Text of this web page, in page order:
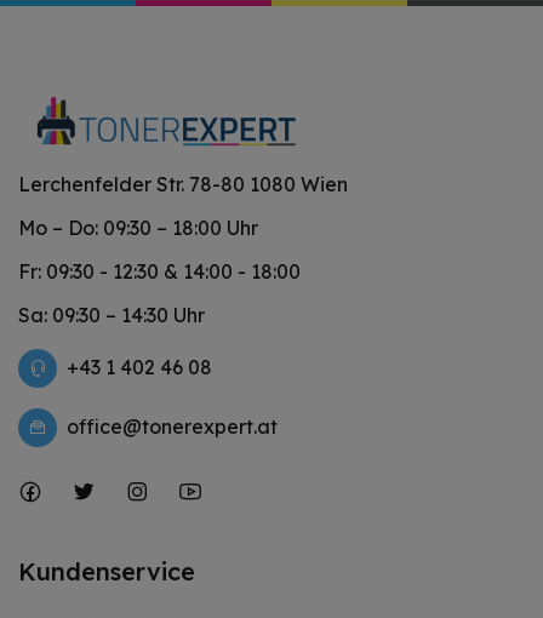
Lerchenfelder Str. 78-80 1080 Wien
Mo – Do: 09:30 – 18:00 Uhr
Fr: 09:30 - 12:30 & 14:00 - 18:00
Sa: 09:30 – 14:30 Uhr
+43 1 402 46 08
office@tonerexpert.at
Kundenservice